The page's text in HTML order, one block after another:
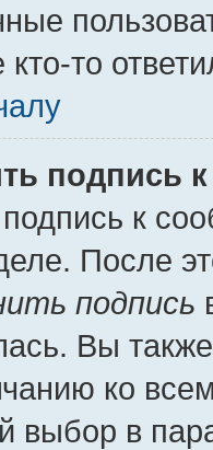
то
подпись
к
После
подпись
Вы
ко
выбор в